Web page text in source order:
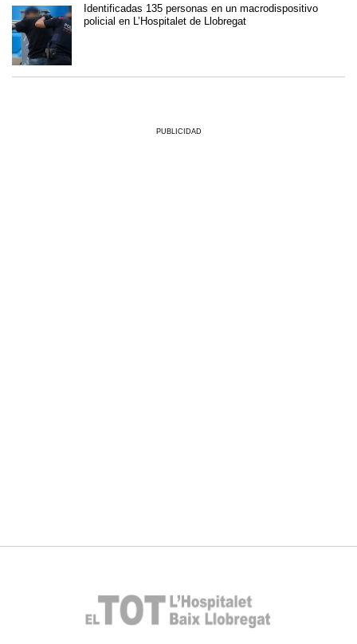
Identificadas 135 personas en un macrodispositivo
policial en L’Hospitalet de Llobregat
PUBLICIDAD